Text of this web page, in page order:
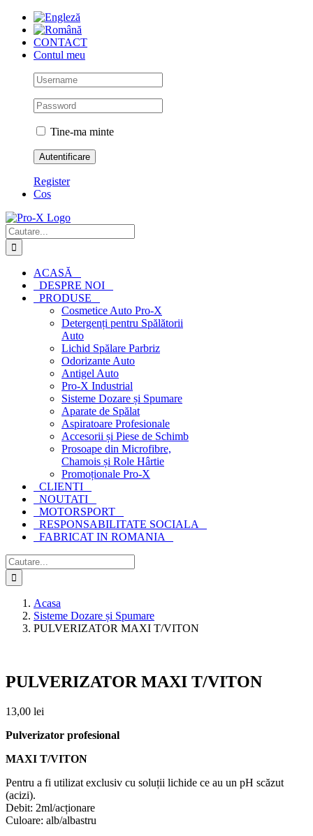
Skip
contentCONTACT
Contul meu
Tine-ma minte
Register
Cos
Cautare...
ACASĂ
DESPRE NOI
PRODUSE
Cosmetice Auto Pro-X
Detergenți pentru Spălătorii
Auto
Lichid Spălare Parbriz
Odorizante Auto
Antigel Auto
Pro-X Industrial
Sisteme Dozare și Spumare
Aparate de Spălat
Aspiratoare Profesionale
Accesorii și Piese de Schimb
Prosoape din Microfibre,
Chamois și Role Hârtie
Promoționale Pro-X
CLIENTI
NOUTATI
MOTORSPORT
RESPONSABILITATE SOCIALA
FABRICAT IN ROMANIA
Cautare...
Acasa
Sisteme Dozare și Spumare
PULVERIZATOR MAXI T/VITON
PULVERIZATOR MAXI T/VITON
13,00 lei
Pulverizator profesional
MAXI T/VITON
Pentru a fi utilizat exclusiv cu soluții lichide ce au un pH scăzut
(acizi).
Debit: 2ml/acționare
Culoare: alb/albastru